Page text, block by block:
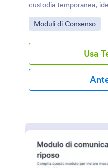
custodia temporanea,
servizi di assistenza che
online con Jotform.
Go to Category:
Moduli di Consenso
Usa